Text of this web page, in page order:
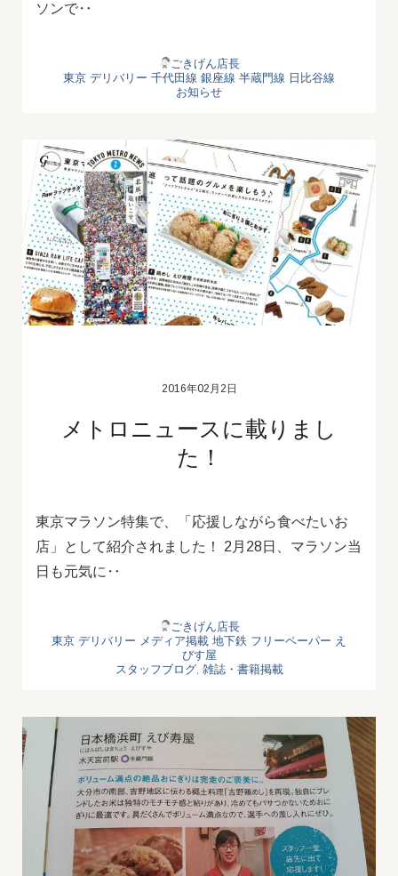
ソンで‥
ごきげん店長
東京 デリバリー 千代田線 銀座線 半蔵門線 日比谷線
お知らせ
2016年02月2日
メトロニュースに載りまし
た！
東京マラソン特集で、「応援しながら食べたいお
店」として紹介されました！ 2月28日、マラソン当
日も元気に‥
ごきげん店長
東京 デリバリー メディア掲載 地下鉄 フリーペーパー え
びす屋
スタッフブログ, 雑誌・書籍掲載